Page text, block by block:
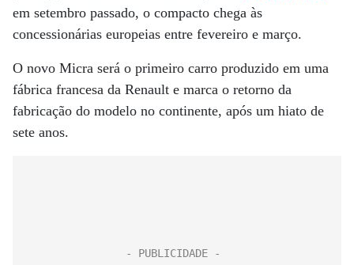
em setembro passado, o compacto chega às
concessionárias europeias entre fevereiro e março.
O novo Micra será o primeiro carro produzido em uma
fábrica francesa da Renault e marca o retorno da
fabricação do modelo no continente, após um hiato de
sete anos.